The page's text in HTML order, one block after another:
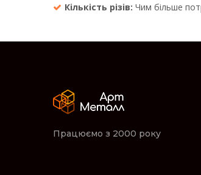
Кількість різів: Чим більше
Працюємо з 2000 року